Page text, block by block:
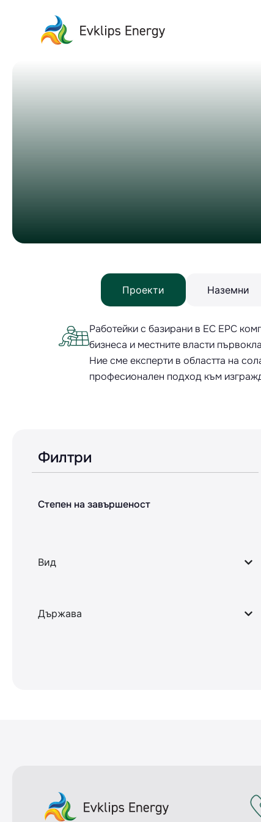
Проекти Наземни
Работейки с базирани в ЕС EPC
бизнеса и местните власти
Ние сме експерти в областта на
професионален подход към
Филтри
Степен на завършеност
Вид
Държава